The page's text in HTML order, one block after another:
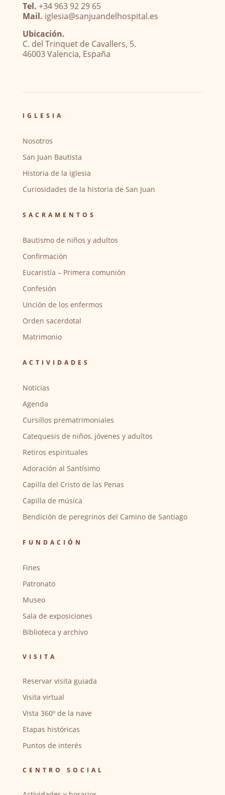
Tel. +34 963 92 29 65
Mail. iglesia@sanjuandelhospital.es
Ubicación.
C. del Trinquet de Cavallers, 5.
46003 Valencia, España
IGLESIA
Nosotros
San Juan Bautista
Historia de la iglesia
Curiosidades de la historia de San Juan
SACRAMENTOS
Bautismo de niños y adultos
Confirmación
Eucaristía – Primera comunión
Confesión
Unción de los enfermos
Orden sacerdotal
Matrimonio
ACTIVIDADES
Noticias
Agenda
Cursillos prematrimoniales
Catequesis de niños, jóvenes y adultos
Retiros espirituales
Adoración al Santísimo
Capilla del Cristo de las Penas
Capilla de música
Bendición de peregrinos del Camino de Santiago
FUNDACIÓN
Fines
Patronato
Museo
Sala de exposiciones
Biblioteca y archivo
VISITA
Reservar visita guiada
Visita virtual
Vista 360º de la nave
Etapas históricas
Puntos de interés
CENTRO SOCIAL